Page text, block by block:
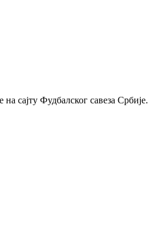
сајту Фудбалског савеза Србије.